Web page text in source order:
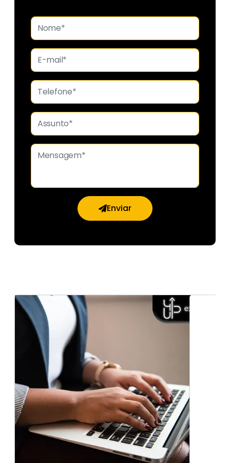
Enviar
Criação de lojas